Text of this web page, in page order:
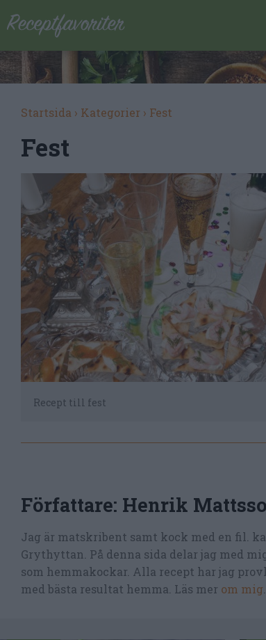
Startsida › Kategorier › Fest
Fest
Recept till fest
Författare: Henrik
Jag är matskribent samt kock med en fil.
Grythyttan. På denna sida delar jag med
som hemmakockar. Alla recept har jag
med bästa resultat hemma. Läs mer om mig